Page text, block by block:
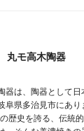
丸モ高木陶器
器は、陶器として
阜県多治見市にあり
歴史を誇る、伝統的